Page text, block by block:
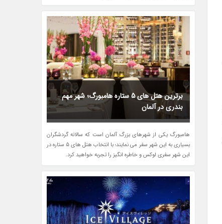
برترین هتل های 5 ستاره هامبورگ؛ شهر مهم
بندری در آلمان
هامبورگ یکی از شهرهای بزرگ آلمان است که سالانه گردشگران
بسیاری به این شهر سفر می نمایند؛ با انتخاب هتل های 5 ستاره در
این شهر سفری لوکس و خاطره انگیز را تجربه خواهید کرد.